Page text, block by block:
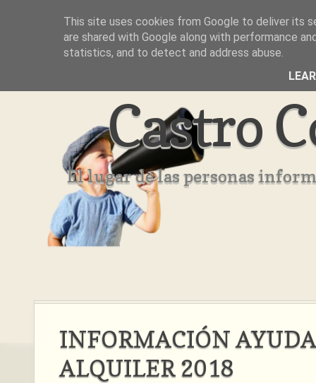
Inicio Aviso Legal Quienes Somos ??
Castro
El lugar de las personas
INFORMACIÓN
ALQUILER 2018
This site uses cookies from Google to deliver its
are shared with Google along with performance
statistics, and to detect and address abuse.